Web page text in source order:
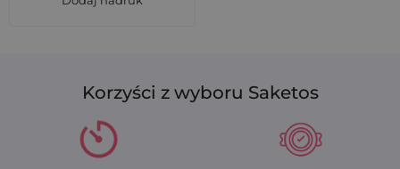
Korzyści z wyboru Saketos